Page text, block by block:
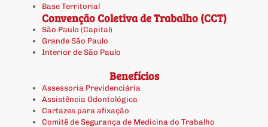
Base Territorial
Convenção Coletiva de Trabalho (CCT)
São Paulo (Capital)
Grande São Paulo
Interior de São Paulo
Benefícios
Assessoria Previdenciária
Assistência Odontológica
Cartazes para afixação
Comitê de Segurança de Medicina do Trabalho